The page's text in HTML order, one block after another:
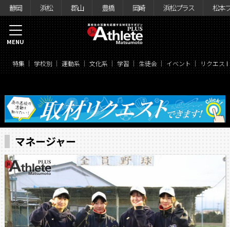
静岡 浜松 郡山 豊橋 岡崎 浜松プラス 松本
特集 学校別 運動系 文化系 学習 生徒会 イベント リクエス
MENU
マネージャー